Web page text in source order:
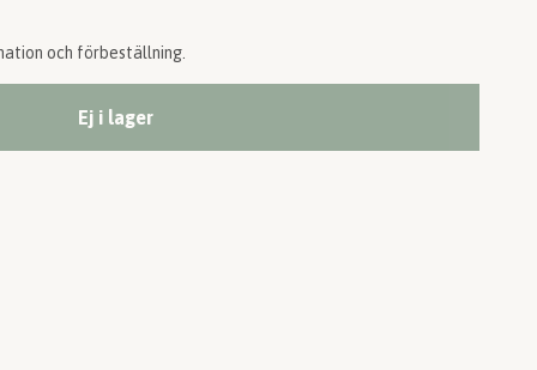
och förbeställning.
Ej i lager